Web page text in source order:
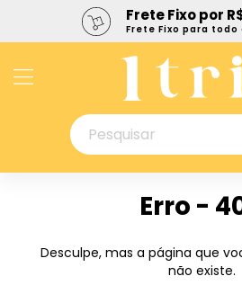
Frete Fixo por
Frete Fixo para todo
Erro -
Desculpe, mas a página que
não existe.